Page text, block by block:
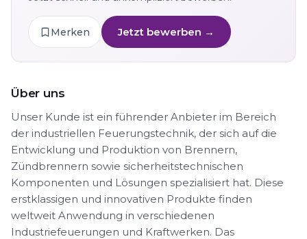
Merken Jetzt bewerben →
Über uns
Unser Kunde ist ein führender Anbieter im Bereich
der industriellen Feuerungstechnik, der sich auf die
Entwicklung und Produktion von Brennern,
Zündbrennern sowie sicherheitstechnischen
Komponenten und Lösungen spezialisiert hat. Diese
erstklassigen und innovativen Produkte finden
weltweit Anwendung in verschiedenen
Industriefeuerungen und Kraftwerken. Das